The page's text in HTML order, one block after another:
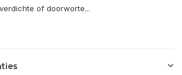
of doorworte...